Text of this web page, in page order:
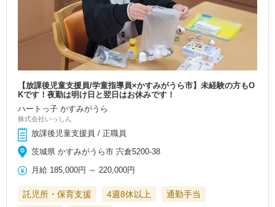
【放課後児童支援員/学童指導員×かすみがうら市】未経験の方もO
Kです！夜勤は明け日と翌日はお休みです！
ハートっ子 かすみがうら
株式会社いっしん
放課後児童支援員 / 正職員
茨城県 かすみがうら市 宍倉5200-38
月給 185,000円 ～ 220,000円
託児所・保育支援 4週8休以上
通勤手当